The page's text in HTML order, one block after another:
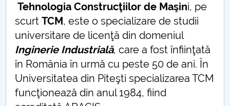
Tehnologia Construcţiilor de Maşini, pe
scurtTCM, este o specializare de studii
universitare de licenţă din domeniul
Inginerie Industrială, care a fost înfiinţată
în România în urmă cu peste 50 de ani. În
Universitatea din Piteşti specializarea TCM
funcţionează din anul 1984, fiind